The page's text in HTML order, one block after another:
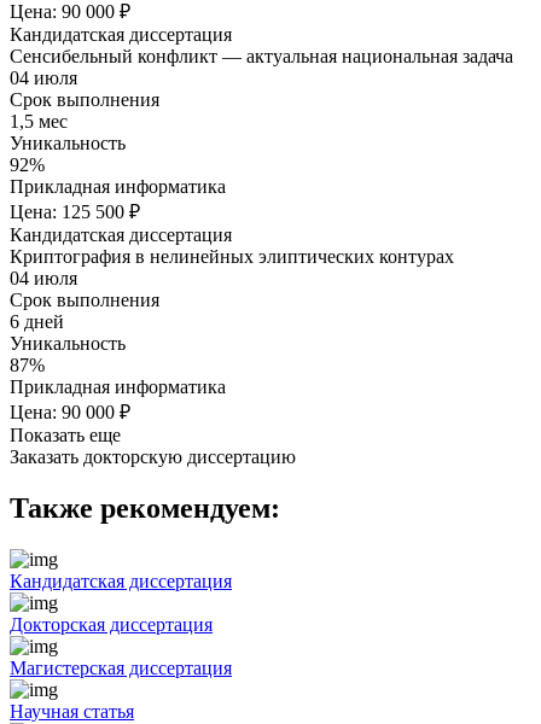
Цена: 90 000 ₽
Кандидатская диссертация
Сенсибельный конфликт — актуальная национальная задача
04 июля
Срок выполнения
1,5 мес
Уникальность
92%
Прикладная информатика
Цена: 125 500 ₽
Кандидатская диссертация
Криптография в нелинейных элиптических контурах
04 июля
Срок выполнения
6 дней
Уникальность
87%
Прикладная информатика
Цена: 90 000 ₽
Показать еще
Заказать докторскую диссертацию
Также рекомендуем:
Кандидатская диссертация
Докторская диссертация
Магистерская диссертация
Научная статья